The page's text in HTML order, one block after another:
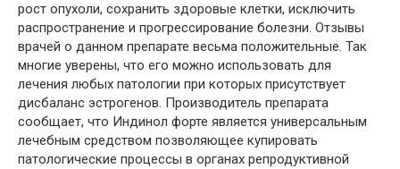
рост опухоли, сохранить здоровые клетки, исключить
распространение и прогрессирование болезни. Отзывы
врачей о данном препарате весьма положительные. Так
многие уверены, что его можно использовать для
лечения любых патологии при которых присутствует
дисбаланс эстрогенов. Производитель препарата
сообщает, что Индинол форте является универсальным
лечебным средством позволяющее купировать
патологические процессы в органах репродуктивной